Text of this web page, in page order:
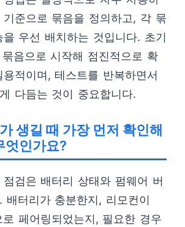
준으로 묶음을 정의하고, 각 묶
우선 배치하는 것입니다. 초기
음으로 시작해 점진적으로 확
적이며, 테스트를 반복하면서
다듬는 것이 중요합니다.
생길 때 가장 먼저 확인해
엇인가요?
검은 배터리 상태와 펌웨어 버
배터리가 충분한지, 리모컨이
페어링되었는지, 필요한 경우